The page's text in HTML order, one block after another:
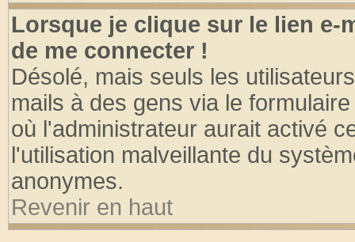
Lorsque je clique sur le lien e-
de me connecter !
Désolé, mais seuls les
mails à des gens via le
où l'administrateur aurait activé
l'utilisation malveillante du
anonymes.
Revenir en haut